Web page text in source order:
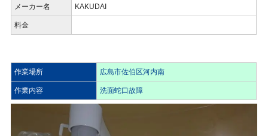
メーカー名 KAKUDAI
料金
作業場所 広島市佐伯区河内南
作業内容 洗面蛇口故障